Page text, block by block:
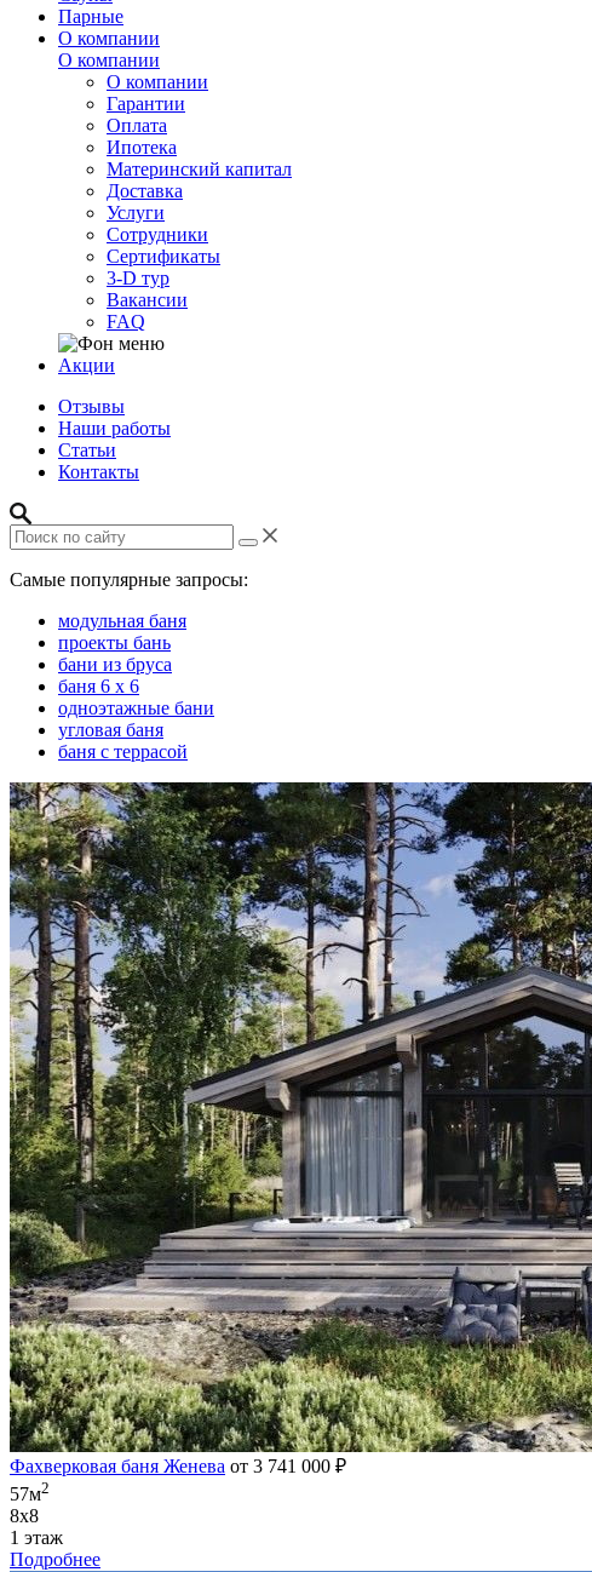
Парные
О компании
О компании
О компании
Гарантии
Оплата
Ипотека
Материнский капитал
Доставка
Услуги
Сотрудники
Сертификаты
3-D тур
Вакансии
FAQ
Акции
Отзывы
Наши работы
Статьи
Контакты
Самые популярные запросы:
модульная баня
проекты бань
бани из бруса
баня 6 х 6
одноэтажные бани
угловая баня
баня с террасой
Фахверковая баня Женева от 3 741 000 ₽
57м2
8х8
1 этаж
Подробнее